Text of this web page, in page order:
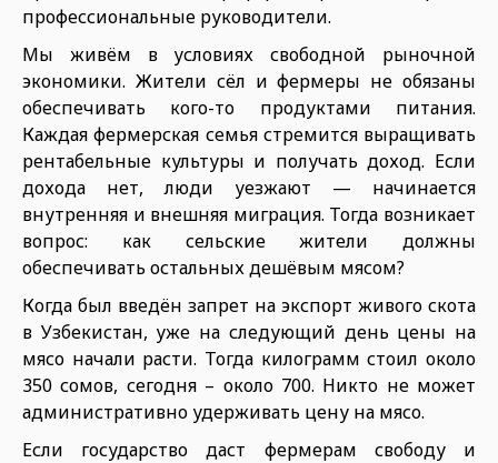
профессиональные руководители.
Мы живём в условиях свободной рыночной
экономики. Жители сёл и фермеры не обязаны
обеспечивать кого-то продуктами питания.
Каждая фермерская семья стремится выращивать
рентабельные культуры и получать доход. Если
дохода нет, люди уезжают — начинается
внутренняя и внешняя миграция. Тогда возникает
вопрос: как сельские жители должны
обеспечивать остальных дешёвым мясом?
Когда был введён запрет на экспорт живого скота
в Узбекистан, уже на следующий день цены на
мясо начали расти. Тогда килограмм стоил около
350 сомов, сегодня – около 700. Никто не может
административно удерживать цену на мясо.
Если государство даст фермерам свободу и